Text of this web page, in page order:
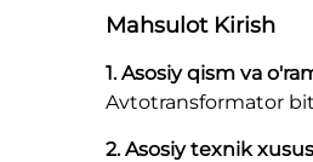
Mahsulot Kirish
1. Asosiy qism va
Avtotransformator
2. Asosiy texnik